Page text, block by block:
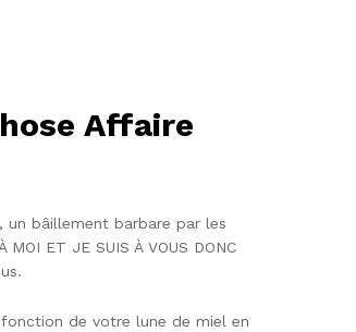
Affaire
un bâillement barbare par les
MOI ET JE SUIS À VOUS DONC
de votre lune de miel en